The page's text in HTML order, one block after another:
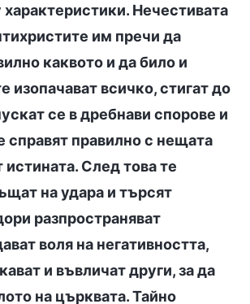
Нечестивата
им пречи да
каквото и да било и
изопачават всичко, стигат до
се в дребнави спорове и
справят правилно с нещата
истината. След това те
на удара и търсят
разпространяват
воля на негативността,
и въвличат други, за да
на църквата. Тайно